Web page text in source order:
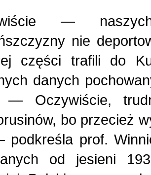
—
nie
części trafili do
danych
— Oczywiście,
bo przecież
prof.
od jesieni